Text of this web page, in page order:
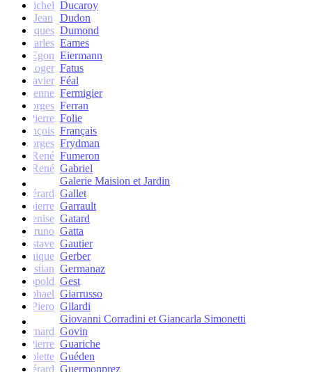
Michel Ducaroy
Jean
Dudon
Jacques Dumond
Charles Eames
Egon Eiermann
Roger Fatus
Xavier Féal
Etienne Fermigier
Georges Ferran
Pierre Folie
François Français
Georges Frydman
René Fumeron
René Gabriel
Galerie Maision et Jardin
Gérard Gallet
Jean-pierre Garrault
Denise Gatard
Bruno Gatta
Gustave Gautier
Monique Gerber
Christian Germanaz
Léopold Gest
Raphael Giarrusso
Piero Gilardi
Giovanni Corradini et Giancarla Simonetti
Bernard Govin
Pierre Guariche
Colette Guéden
Gérard Guermonprez